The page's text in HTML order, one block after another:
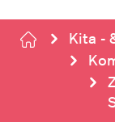
Kita -